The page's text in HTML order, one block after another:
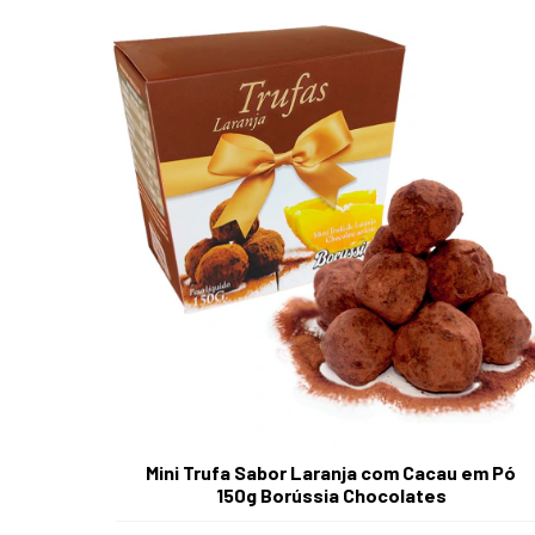
Mini Trufa Sabor Laranja com Cacau em Pó
150g Borússia Chocolates